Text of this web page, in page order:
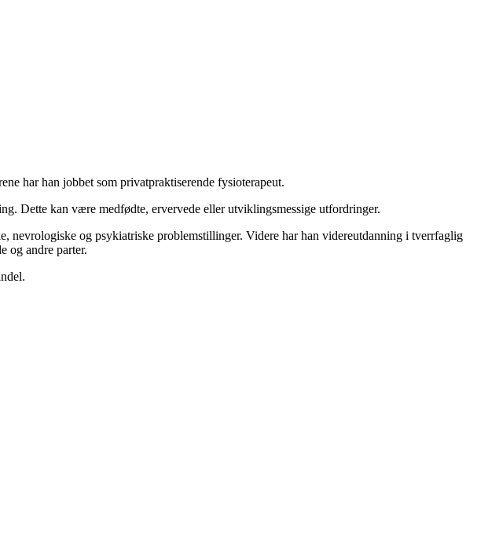
har han jobbet som privatpraktiserende fysioterapeut.
Dette kan være medfødte, ervervede eller utviklingsmessige utfordringer.
nevrologiske og psykiatriske problemstillinger. Videre har han videreutdanning i tverrfaglig
og andre parter.